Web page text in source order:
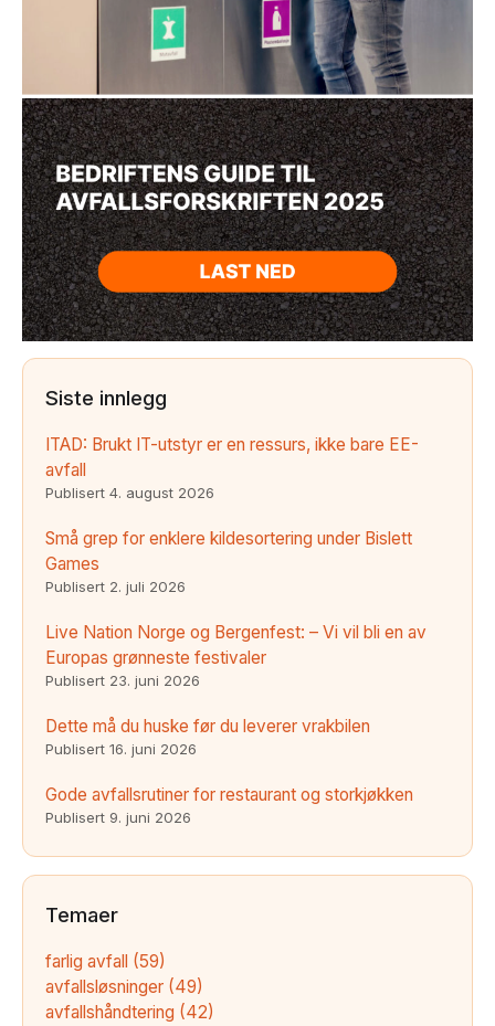
Siste innlegg
ITAD: Brukt IT-utstyr er en ressurs, ikke bare EE-
avfall
Publisert 4. august 2026
Små grep for enklere kildesortering under Bislett
Games
Publisert 2. juli 2026
Live Nation Norge og Bergenfest: – Vi vil bli en av
Europas grønneste festivaler
Publisert 23. juni 2026
Dette må du huske før du leverer vrakbilen
Publisert 16. juni 2026
Gode avfallsrutiner for restaurant og storkjøkken
Publisert 9. juni 2026
Temaer
farlig avfall (59)
avfallsløsninger (49)
avfallshåndtering (42)